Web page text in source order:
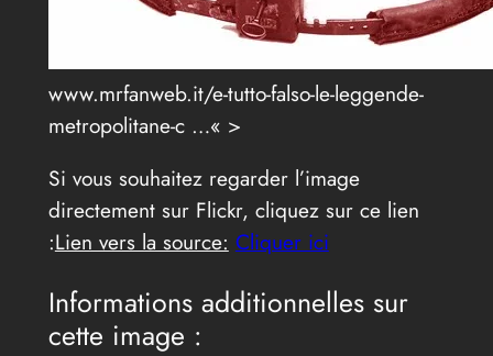
www.mrfanweb.it/e-tutto-falso-le-leggende-
metropolitane-c …« >
Si vous souhaitez regarder l’image
directement sur Flickr, cliquez sur ce lien
:Lien vers la source: Cliquer ici
Informations additionnelles sur
cette image :